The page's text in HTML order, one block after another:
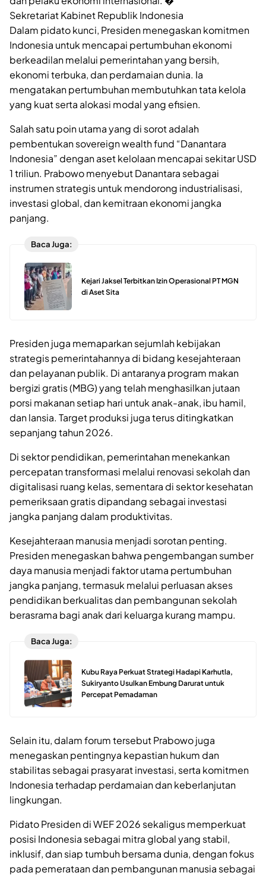
Sekretariat Kabinet Republik Indonesia
Dalam pidato kunci, Presiden menegaskan komitmen
Indonesia untuk mencapai pertumbuhan ekonomi
berkeadilan melalui pemerintahan yang bersih,
ekonomi terbuka, dan perdamaian dunia. Ia
mengatakan pertumbuhan membutuhkan tata kelola
yang kuat serta alokasi modal yang efisien.
Salah satu poin utama yang di sorot adalah
pembentukan sovereign wealth fund “Danantara
Indonesia” dengan aset kelolaan mencapai sekitar USD
1 triliun. Prabowo menyebut Danantara sebagai
instrumen strategis untuk mendorong industrialisasi,
investasi global, dan kemitraan ekonomi jangka
panjang.
Baca Juga:
Kejari Jaksel Terbitkan Izin Operasional PT MGN
di Aset Sita
Presiden juga memaparkan sejumlah kebijakan
strategis pemerintahannya di bidang kesejahteraan
dan pelayanan publik. Di antaranya program makan
bergizi gratis (MBG) yang telah menghasilkan jutaan
porsi makanan setiap hari untuk anak-anak, ibu hamil,
dan lansia. Target produksi juga terus ditingkatkan
sepanjang tahun 2026.
Di sektor pendidikan, pemerintahan menekankan
percepatan transformasi melalui renovasi sekolah dan
digitalisasi ruang kelas, sementara di sektor kesehatan
pemeriksaan gratis dipandang sebagai investasi
jangka panjang dalam produktivitas.
Kesejahteraan manusia menjadi sorotan penting.
Presiden menegaskan bahwa pengembangan sumber
daya manusia menjadi faktor utama pertumbuhan
jangka panjang, termasuk melalui perluasan akses
pendidikan berkualitas dan pembangunan sekolah
berasrama bagi anak dari keluarga kurang mampu.
Baca Juga:
Kubu Raya Perkuat Strategi Hadapi Karhutla,
Sukiryanto Usulkan Embung Darurat untuk
Percepat Pemadaman
Selain itu, dalam forum tersebut Prabowo juga
menegaskan pentingnya kepastian hukum dan
stabilitas sebagai prasyarat investasi, serta komitmen
Indonesia terhadap perdamaian dan keberlanjutan
lingkungan.
Pidato Presiden di WEF 2026 sekaligus memperkuat
posisi Indonesia sebagai mitra global yang stabil,
inklusif, dan siap tumbuh bersama dunia, dengan fokus
pada pemerataan dan pembangunan manusia sebagai